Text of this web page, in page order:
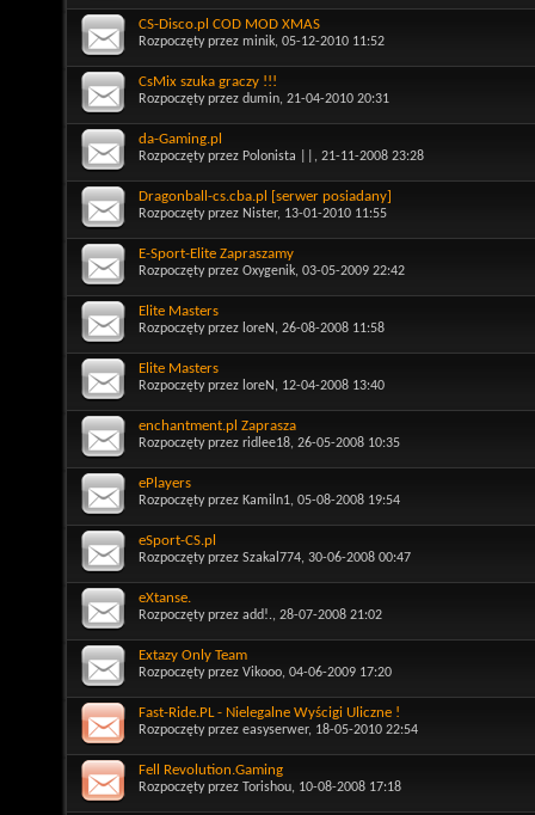
CS-Disco.pl COD MOD XMAS
Rozpoczęty przez minik, 05-12-2010 11:52
CsMix szuka graczy !!!
Rozpoczęty przez dumin, 21-04-2010 20:31
da-Gaming.pl
Rozpoczęty przez Polonista || , 21-11-2008 23:28
Dragonball-cs.cba.pl [serwer posiadany]
Rozpoczęty przez Nister, 13-01-2010 11:55
E-Sport-Elite Zapraszamy
Rozpoczęty przez Oxygenik, 03-05-2009 22:42
Elite Masters
Rozpoczęty przez loreN , 26-08-2008 11:58
Elite Masters
Rozpoczęty przez loreN , 12-04-2008 13:40
enchantment.pl Zaprasza
Rozpoczęty przez ridlee18, 26-05-2008 10:35
ePlayers
Rozpoczęty przez Kamiln1, 05-08-2008 19:54
eSport-CS.pl
Rozpoczęty przez Szakal774, 30-06-2008 00:47
eXtanse.
Rozpoczęty przez add!., 28-07-2008 21:02
Extazy Only Team
Rozpoczęty przez Vikooo, 04-06-2009 17:20
Fast-Ride.PL - Nielegalne Wyścigi Uliczne !
Rozpoczęty przez easyserwer, 18-05-2010 22:54
Fell Revolution.Gaming
Rozpoczęty przez Torishou, 10-08-2008 17:18